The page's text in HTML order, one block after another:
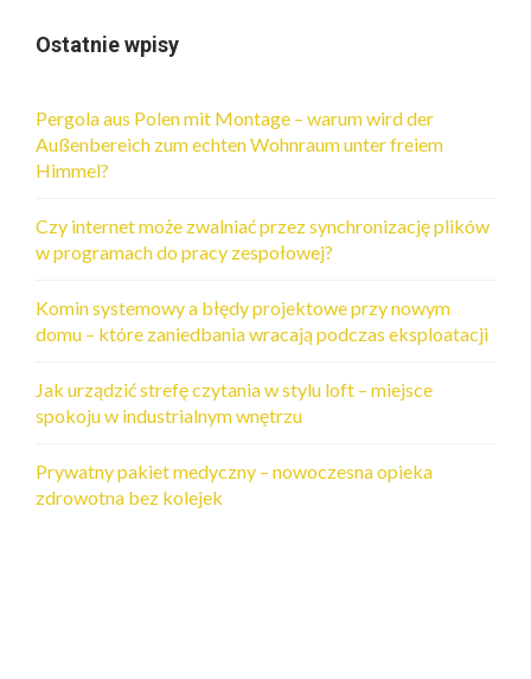
Ostatnie wpisy
Pergola aus Polen mit Montage – warum wird der
Außenbereich zum echten Wohnraum unter freiem
Himmel?
Czy internet może zwalniać przez synchronizację plików
w programach do pracy zespołowej?
Komin systemowy a błędy projektowe przy nowym
domu – które zaniedbania wracają podczas eksploatacji
Jak urządzić strefę czytania w stylu loft – miejsce
spokoju w industrialnym wnętrzu
Prywatny pakiet medyczny – nowoczesna opieka
zdrowotna bez kolejek